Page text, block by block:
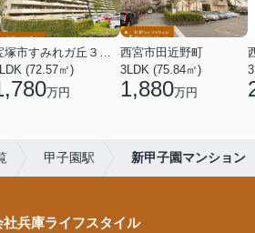
(72.57㎡)
万円
西宮市田近野町
3LDK (75.84㎡)
1,880万円
甲子園駅 新甲子園マンション
社兵庫ライフスタイル